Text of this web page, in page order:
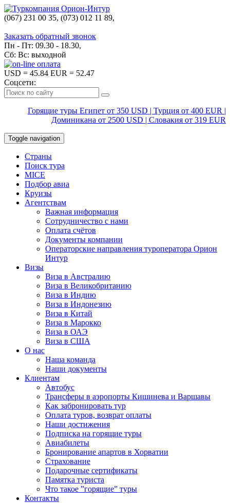
(067) 231 00 35, (073) 012 11 89,
Заказать обратный звонок
Пн - Пт: 09.30 - 18.30,
Сб: Вс: выходной
USD = 45.84 EUR = 52.47
Соцсети:
Горящие туры Египет от 350 USD | Турция от 400 EUR |
Доминикана от 2500 USD | Словакия от 319 EUR
Toggle navigation
Страны
Поиск тура
MICE
Подбор авиа
Круизы
Агентствам
Важная информация
Сотрудничество с нами
Оплата счётов
Документы компании
Операторские направления туроператора Орион
Интур
Визы
Виза в Австралию
Виза в Великобританию
Виза в Индию
Виза в Индонезию
Виза в Китай
Виза в Марокко
Виза в ОАЭ
Виза в США
О нас
Наша команда
Наши документы
Клиентам
Автобус
Трансферы в аэропорты Кишинева и Варшавы
Как забронировать тур
Оплата туров, возврат оплаты
Наши достижения
Подписка на горящие туры
Авиабилеты
Бронирование апартов в Хорватии
Страхование
Подарочные сертификаты
Памятка туриста
Что такое ”горящие” туры
Контакты